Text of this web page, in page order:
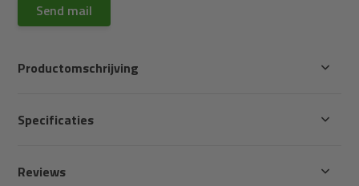
Send mail
Productomschrijving
Specificaties
Reviews